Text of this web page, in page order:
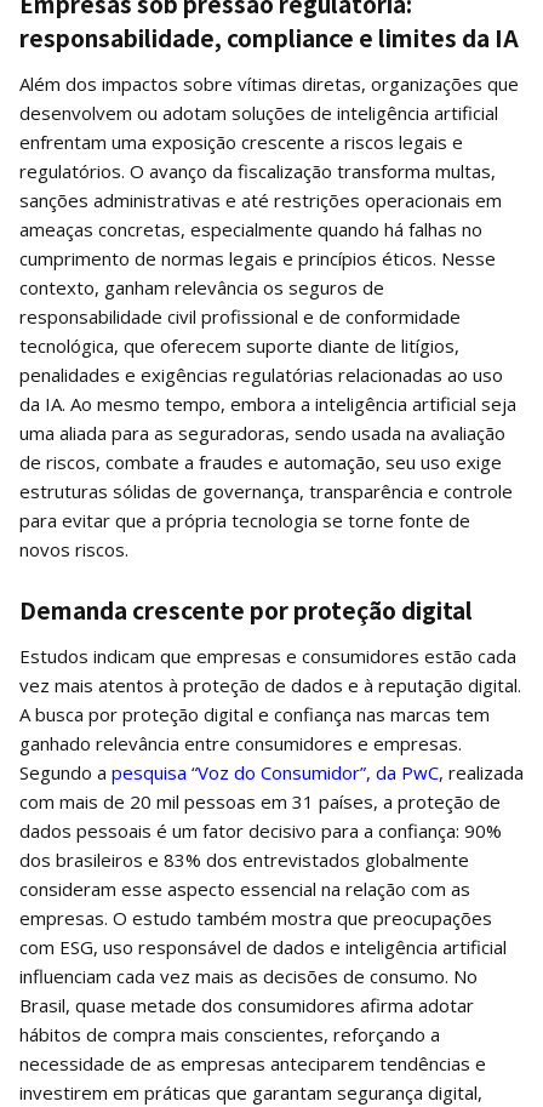
responsabilidade, compliance e limites da IA
Além dos impactos sobre vítimas diretas, organizações que
desenvolvem ou adotam soluções de inteligência artificial
enfrentam uma exposição crescente a riscos legais e
regulatórios. O avanço da fiscalização transforma multas,
sanções administrativas e até restrições operacionais em
ameaças concretas, especialmente quando há falhas no
cumprimento de normas legais e princípios éticos. Nesse
contexto, ganham relevância os seguros de
responsabilidade civil profissional e de conformidade
tecnológica, que oferecem suporte diante de litígios,
penalidades e exigências regulatórias relacionadas ao uso
da IA. Ao mesmo tempo, embora a inteligência artificial seja
uma aliada para as seguradoras, sendo usada na avaliação
de riscos, combate a fraudes e automação, seu uso exige
estruturas sólidas de governança, transparência e controle
para evitar que a própria tecnologia se torne fonte de
novos riscos.
Demanda crescente por proteção digital
Estudos indicam que empresas e consumidores estão cada
vez mais atentos à proteção de dados e à reputação digital.
A busca por proteção digital e confiança nas marcas tem
ganhado relevância entre consumidores e empresas.
Segundo a pesquisa “Voz do Consumidor”, da PwC, realizada
com mais de 20 mil pessoas em 31 países, a proteção de
dados pessoais é um fator decisivo para a confiança: 90%
dos brasileiros e 83% dos entrevistados globalmente
consideram esse aspecto essencial na relação com as
empresas. O estudo também mostra que preocupações
com ESG, uso responsável de dados e inteligência artificial
influenciam cada vez mais as decisões de consumo. No
Brasil, quase metade dos consumidores afirma adotar
hábitos de compra mais conscientes, reforçando a
necessidade de as empresas anteciparem tendências e
investirem em práticas que garantam segurança digital,